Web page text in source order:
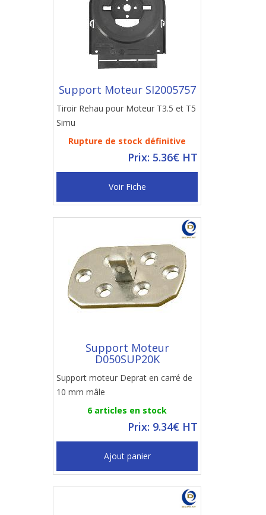
Support Moteur SI2005757
Tiroir Rehau pour Moteur T3.5 et T5
Simu
Rupture de stock définitive
Prix: 5.36€ HT
Voir Fiche
Support Moteur
D050SUP20K
Support moteur Deprat en carré de
10 mm mâle
6 articles en stock
Prix: 9.34€ HT
Ajout panier